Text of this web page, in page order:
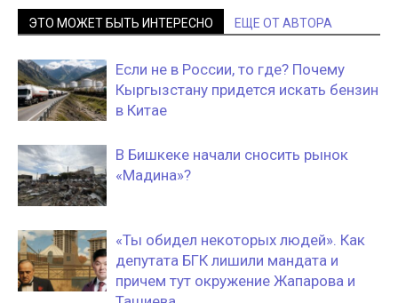
ЭТО МОЖЕТ БЫТЬ ИНТЕРЕСНО ЕЩЕ ОТ АВТОРА
Если не в России, то где? Почему
Кыргызстану придется искать бензин
в Китае
В Бишкеке начали сносить рынок
«Мадина»?
«Ты обидел некоторых людей». Как
депутата БГК лишили мандата и
причем тут окружение Жапарова и